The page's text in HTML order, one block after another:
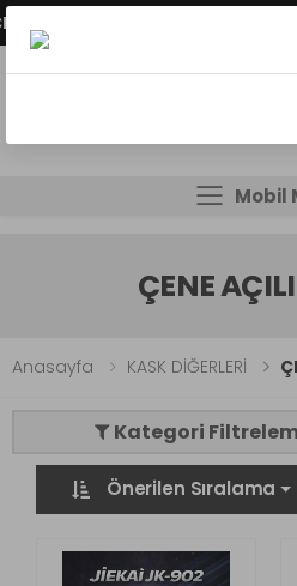
AKTİFLEŞMİŞTİR.
Mobil Menü
Mobil
ÇENE
Anasayfa KASK DİĞERLERİ
Kategori
Önerilen Sıralama